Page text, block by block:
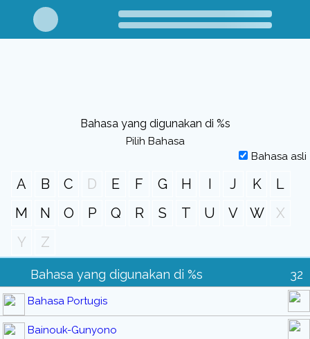
Bahasa yang digunakan di %s
Pilih Bahasa
Bahasa asli
A B C D E F G H I J K
L
M
N O P Q R S T U V W
X
Y
Z
Bahasa yang digunakan di %s 32
Bahasa Portugis
Bainouk-Gunyono